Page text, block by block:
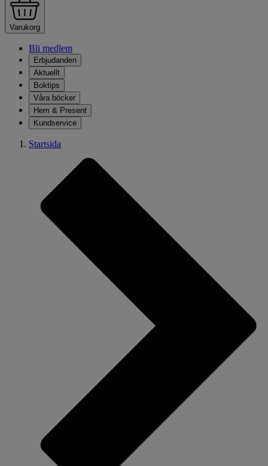
Varukorg
Bli medlem
Erbjudanden
Aktuellt
Boktips
Våra böcker
Hem & Present
Kundservice
Startsida